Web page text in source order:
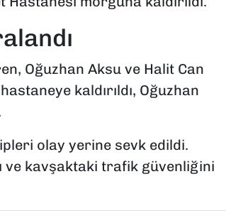
Oğuzhan Aksu ve Halit Can
kaldırıldı, Oğuzhan
olay yerine sevk edildi.
ve kavşaktaki trafik güvenliğini